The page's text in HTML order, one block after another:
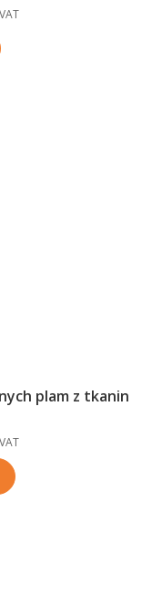
VAT
plam z tkanin
VAT